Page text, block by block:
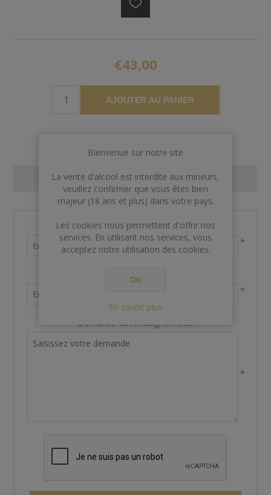
€43,00
AJOUTER AU PANIER
CONTACT US
Nom et prénom
*
Votre adresse email
*
Demande de renseignements
*
Bienvenue sur notre site
La vente d'alcool est interdite aux mineurs,
veuillez confirmer que vous êtes bien
majeur (18 ans et plus) dans votre pays.
Les cookies nous permettent d'offrir nos
services. En utilisant nos services, vous
acceptez notre utilisation des cookies.
OK
En savoir plus